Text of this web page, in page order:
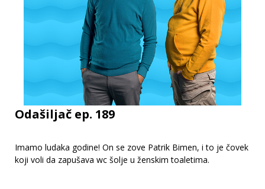
Odašiljač ep. 189
Imamo ludaka godine! On se zove Patrik Bimen, i to je čovek
koji voli da zapušava wc šolje u ženskim toaletima.